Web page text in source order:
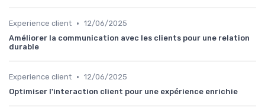
Experience client • 12/06/2025
Améliorer la communication avec les clients pour une relation
durable
Experience client • 12/06/2025
Optimiser l'interaction client pour une expérience enrichie